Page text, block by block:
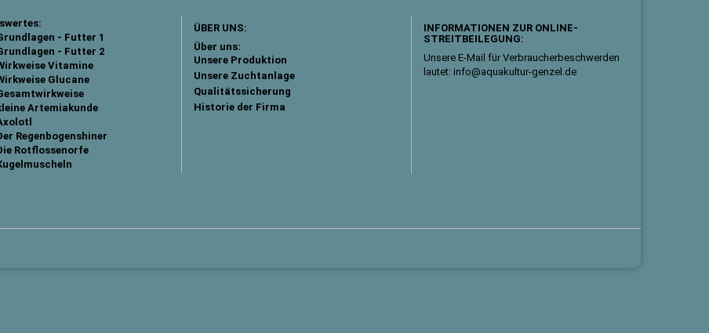
- Futter 1
- Futter 2
Vitamine
Glucane
Artemiakunde
Regenbogenshiner
Rotflossenorfe
ÜBER UNS:
Über uns:
Unsere Produktion
Unsere Zuchtanlage
Qualitätssicherung
Historie der Firma
INFORMATIONEN ZUR ONLINE-
STREITBEILEGUNG:
Unsere E-Mail für Verbraucherbeschwerden
lautet: info@aquakultur-genzel.de